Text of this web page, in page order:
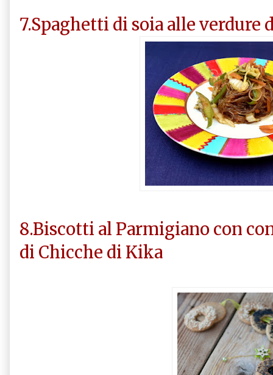
7.Spaghetti di soia alle verdure
8.Biscotti al Parmigiano con
di Chicche di Kika